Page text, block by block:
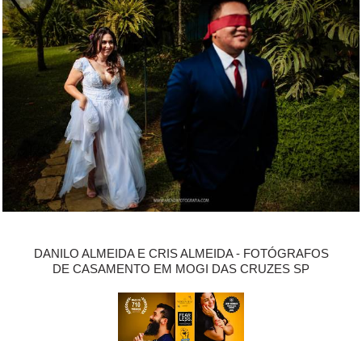
DANILO ALMEIDA E CRIS ALMEIDA - FOTÓGRAFOS
DE CASAMENTO EM MOGI DAS CRUZES SP